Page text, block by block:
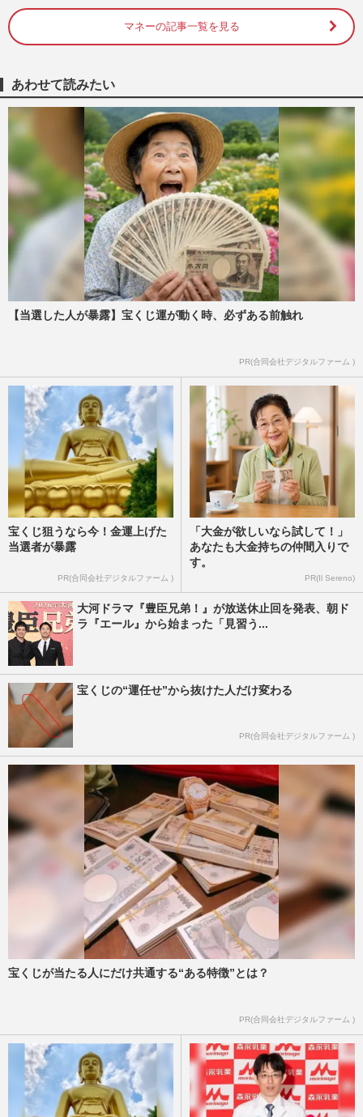
〈夏にやりがちなNG節約〉電気代・食
費・レジャー費の「よかれと思って逆効果
週刊女性2026年7月21日号
猛暑・物価高を乗り切る『おばあちゃんの
知恵袋』ひと手間でお財布にもやさしい、
節約＆エコな“50の習慣”
週刊女性2026年7月7日・14日号 2026/7/5
《当たれば驚きの“もう10缶”》ドンキの
「当たり付きツナ缶」が話題…広報が明か
す狙いと“確率”
週刊女性PRIME
《わずか2年で資産1億円達成》話題のママ
マネーの記事一覧を見る
あわせて読みたい
【当選した人が暴露】宝くじ運が動く時、必ずある前触れ
PR(合同会社デジタルファーム )
宝くじ狙うなら今！金運上げた
当選者が暴露
PR(合同会社デジタルファーム )
「大金が欲しいなら試して！」
あなたも大金持ちの仲間入りで
す。
PR(Il Sereno)
大河ドラマ『豊臣兄弟！』が放送休止回を発表、朝ド
ラ『エール』から始まった「見習う...
宝くじの“運任せ”から抜けた人だけ変わる
PR(合同会社デジタルファーム )
宝くじが当たる人にだけ共通する“ある特徴”とは？
PR(合同会社デジタルファーム )